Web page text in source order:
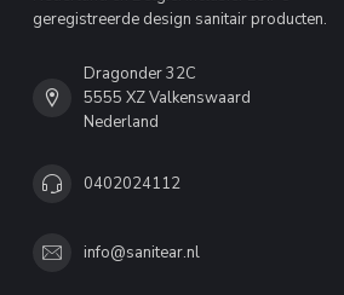
geregistreerde design sanitair producten.
Dragonder 32C
5555 XZ Valkenswaard
Nederland
0402024112
info@sanitear.nl